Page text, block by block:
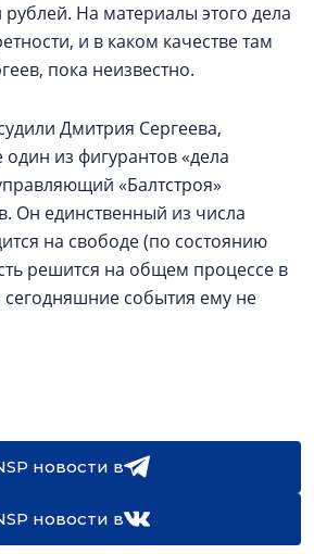
На материалы этого дела
и в каком качестве там
пока неизвестно.
Дмитрия Сергеева,
из фигурантов «дела
«Балтстроя»
Он единственный из числа
на свободе (по состоянию
решится на общем процессе в
события ему не
новости в
новости в